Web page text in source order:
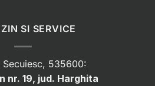
SI SERVICE
Secuiesc, 535600:
nr. 19, jud. Harghita